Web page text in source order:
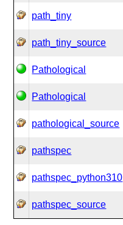
path_tiny
path_tiny_source
Pathological
Pathological
pathological_source
pathspec
pathspec_python310
pathspec_source